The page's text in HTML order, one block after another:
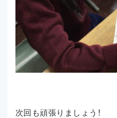
次回も頑張りましょう！